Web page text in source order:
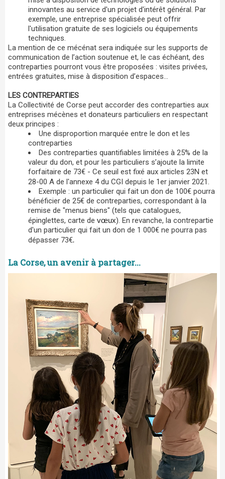
innovantes au service d'un projet d'intérêt général. Par
exemple, une entreprise spécialisée peut offrir
l'utilisation gratuite de ses logiciels ou équipements
techniques.
La mention de ce mécénat sera indiquée sur les supports de
communication de l’action soutenue et, le cas échéant, des
contreparties pourront vous être proposées : visites privées,
entrées gratuites, mise à disposition d’espaces…
LES CONTREPARTIES
La Collectivité de Corse peut accorder des contreparties aux
entreprises mécènes et donateurs particuliers en respectant
deux principes :
Une disproportion marquée entre le don et les
contreparties
Des contreparties quantifiables limitées à 25% de la
valeur du don, et pour les particuliers s’ajoute la limite
forfaitaire de 73€ - Ce seuil est fixé aux articles 23N et
28-00 A de l'annexe 4 du CGI depuis le 1er janvier 2021.
Exemple : un particulier qui fait un don de 100€ pourra
bénéficier de 25€ de contreparties, correspondant à la
remise de "menus biens" (tels que catalogues,
épinglettes, carte de vœux). En revanche, la contrepartie
d'un particulier qui fait un don de 1 000€ ne pourra pas
dépasser 73€.
La Corse, un avenir à partager...